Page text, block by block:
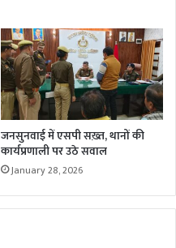
जनसुनवाई में एसपी सख़्त, थानों की
कार्यप्रणाली पर उठे सवाल
January 28, 2026